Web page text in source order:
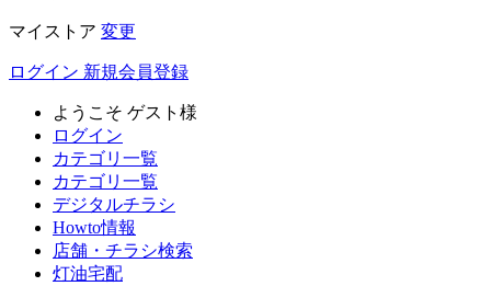
マイストア 変更
ログイン 新規会員登録
ようこそ ゲスト様
ログイン
カテゴリ一覧
カテゴリ一覧
デジタルチラシ
Howto情報
店舗・チラシ検索
灯油宅配